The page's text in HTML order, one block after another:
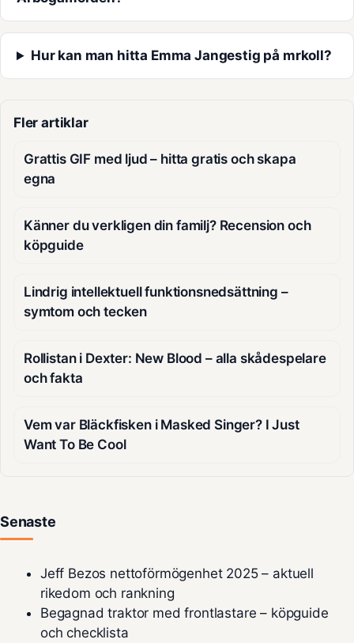
Hur kan man hitta Emma Jangestig på mrkoll?
Fler artiklar
Grattis GIF med ljud – hitta gratis och skapa
egna
Känner du verkligen din familj? Recension och
köpguide
Lindrig intellektuell funktionsnedsättning –
symtom och tecken
Rollistan i Dexter: New Blood – alla skådespelare
och fakta
Vem var Bläckfisken i Masked Singer? I Just
Want To Be Cool
Senaste
Jeff Bezos nettoförmögenhet 2025 – aktuell
rikedom och rankning
Begagnad traktor med frontlastare – köpguide
och checklista